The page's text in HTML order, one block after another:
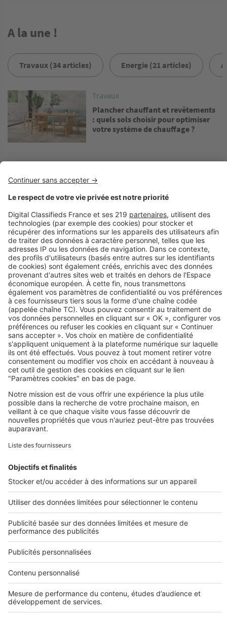
A la une !
Travaux (34 articles) Energie (21 articles)
Image
Travaux
Plancher chauffant et revêtements
: quels sols choisir pour optimiser
votre système de chauffage ?
Travaux modificatifs : est-il trop
tard pour les demander après la
visite de prélivraison ?
Image
Travaux
Pour (enfin) tout savoir sur la
rénovation de votre cuisine
Image
Travaux
Comment réaliser l'extension de
votre maison dans les règles de
l'art ?
Travaux
Les 5 étapes d'un projet de
rénovation
Toutes nos annonces de construction
Projets de construction Maisons avec terrains
Terrains Maisons neuves